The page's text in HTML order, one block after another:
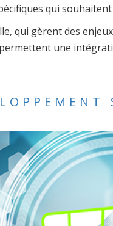
qui
qui gèrent des
une